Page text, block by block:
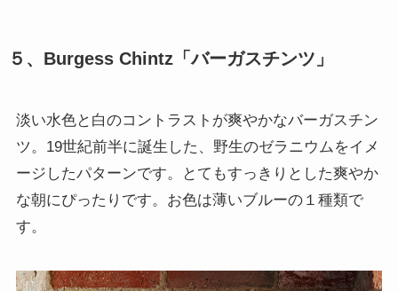
５、Burgess Chintz「バーガスチンツ」
淡い水色と白のコントラストが爽やかなバーガスチン
ツ。19世紀前半に誕生した、野生のゼラニウムをイメ
ージしたパターンです。とてもすっきりとした爽やか
な朝にぴったりです。お色は薄いブルーの１種類で
す。